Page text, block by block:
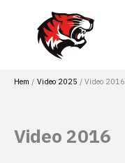
Hem Video 2025 Video 2016
Video 2016